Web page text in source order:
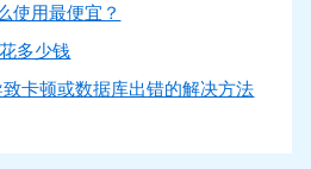
使用最便宜？
多少钱
卡顿或数据库出错的解决方法